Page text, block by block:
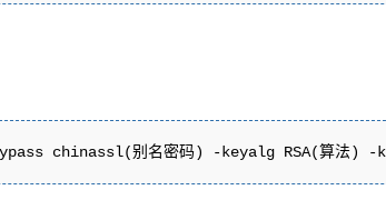
chinassl(别名密码) -keyalg RSA(算法) -